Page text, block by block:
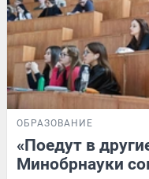
ОБРАЗОВАНИЕ
«Поедут в
Минобрнауки